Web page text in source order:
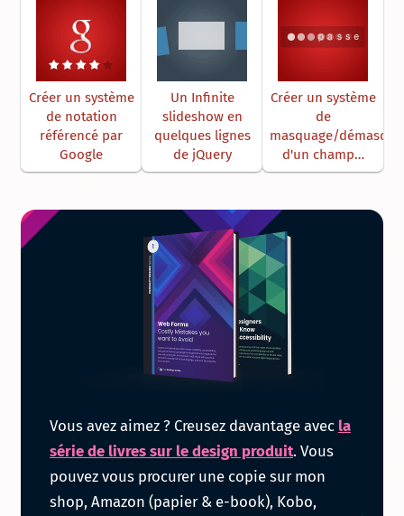
Créer un système
de notation
référencé par
Google
Un Infinite
slideshow en
quelques lignes
de jQuery
Créer un système
de
masquage/
d'un champ…
la
série
Vous avez aimez ? Creusez davantage avec la
série de livres sur le design produit. Vous
pouvez vous procurer une copie sur mon
shop, Amazon (papier & e-book), Kobo,